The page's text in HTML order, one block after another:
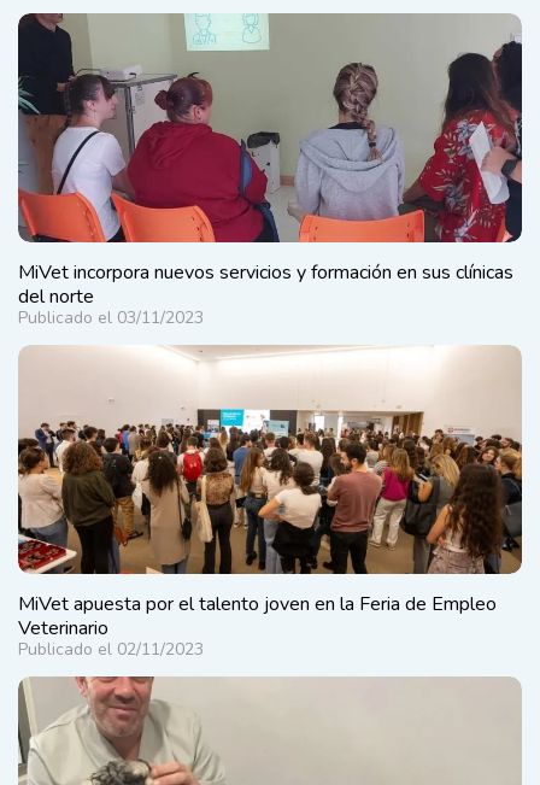
MiVet incorpora nuevos servicios y formación en sus clínicas
del norte
Publicado el 03/11/2023
MiVet apuesta por el talento joven en la Feria de Empleo
Veterinario
Publicado el 02/11/2023